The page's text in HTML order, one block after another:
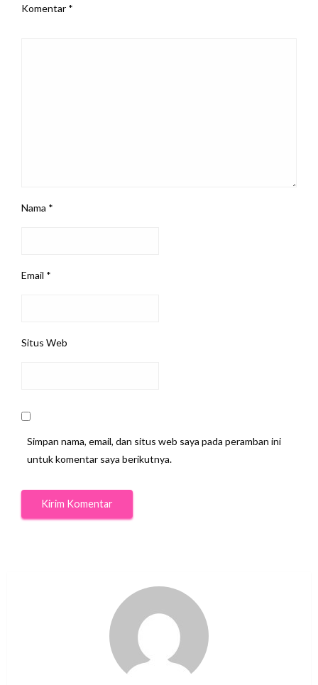
Komentar *
Nama *
Email *
Situs Web
Simpan nama, email, dan situs web saya pada peramban ini
untuk komentar saya berikutnya.